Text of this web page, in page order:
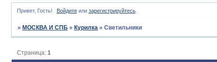
Привет, Гость! Войдитеили зарегистрируйтесь.
» МОСКВА И СПБ » Курилка »Светильники
Страница:1